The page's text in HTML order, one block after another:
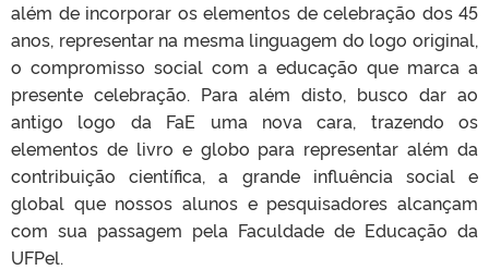
além de incorporar os elementos de celebração dos 45
anos, representar na mesma linguagem do logo original,
o compromisso social com a educação que marca a
presente celebração. Para além disto, busco dar ao
antigo logo da FaE uma nova cara, trazendo os
elementos de livro e globo para representar além da
contribuição científica, a grande influência social e
global que nossos alunos e pesquisadores alcançam
com sua passagem pela Faculdade de Educação da
UFPel.